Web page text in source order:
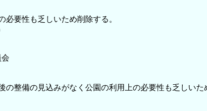
性も乏しいため削除する。
整備の見込みがなく公園の利用上の必要性も乏しいた